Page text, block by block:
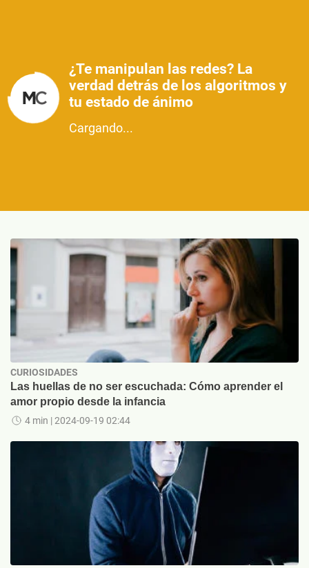
¿Te manipulan las redes? La
verdad detrás de los algoritmos y
tu estado de ánimo
Cargando...
CURIOSIDADES
Las huellas de no ser escuchada: Cómo aprender el
amor propio desde la infancia
4 min | 2024-09-19 02:44